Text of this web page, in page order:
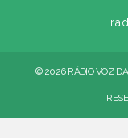
© 2026 RÁDIO VOZ DA